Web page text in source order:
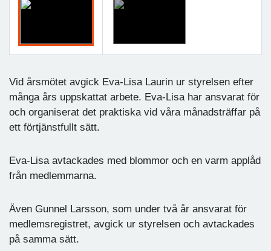
Previous
Vid årsmötet avgick Eva-Lisa Laurin ur styrelsen efter
många års uppskattat arbete. Eva-Lisa har ansvarat för
och organiserat det praktiska vid våra månadsträffar på
ett förtjänstfullt sätt.
Eva-Lisa avtackades med blommor och en varm applåd
från medlemmarna.
Även Gunnel Larsson, som under två år ansvarat för
medlemsregistret, avgick ur styrelsen och avtackades
på samma sätt.